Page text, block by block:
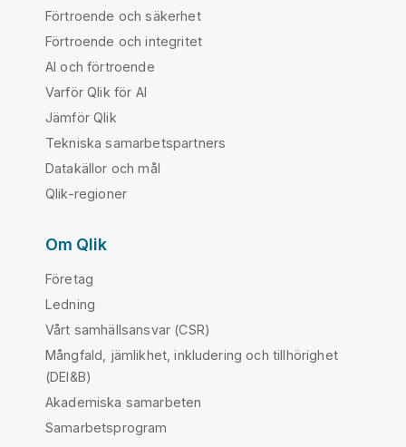
Förtroende och säkerhet
Förtroende och integritet
AI och förtroende
Varför Qlik för AI
Jämför Qlik
Tekniska samarbetspartners
Datakällor och mål
Qlik-regioner
Om Qlik
Företag
Ledning
Vårt samhällsansvar (CSR)
Mångfald, jämlikhet, inkludering och tillhörighet
(DEI&B)
Akademiska samarbeten
Samarbetsprogram